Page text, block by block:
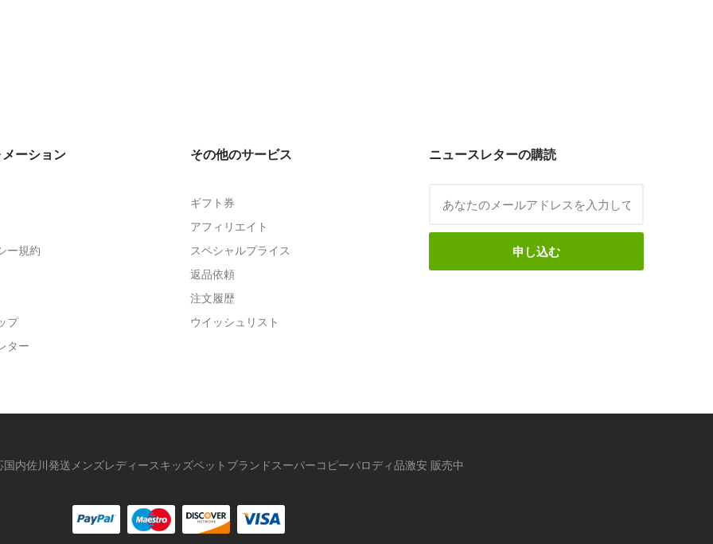
ーション
ー規約
プ
ター
その他のサービス
ギフト券
アフィリエイト
スペシャルプライス
返品依頼
注文履歴
ウイッシュリスト
ニュースレターの購読
申し込む
内佐川発送メンズレディースキッズペットブランドスーパーコピーパロディ品激安 販売中